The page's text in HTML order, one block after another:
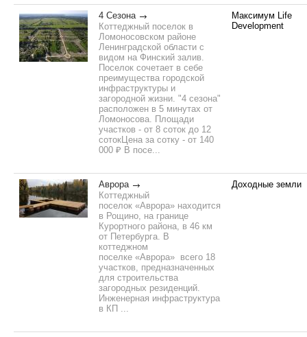
4 Сезона
Коттеджный поселок в
Ломоносовском районе
Ленинградской области с
видом на Финский залив.
Поселок сочетает в себе
преимущества городской
инфраструктуры и
загородной жизни. "4 сезона"
расположен в 5 минутах от
Ломоносова. Площади
участков - от 8 соток до 12
сотокЦена за сотку - от 140
000 ₽ В посе...
Максимум Life
Development
Аврора
Коттеджный
поселок «Аврора» находится
в Рощино, на границе
Курортного района, в 46 км
от Петербурга. В
коттеджном
поселке «Аврора» всего 18
участков, предназначенных
для строительства
загородных резиденций.
Инженерная инфраструктура
в КП ...
Доходные земли